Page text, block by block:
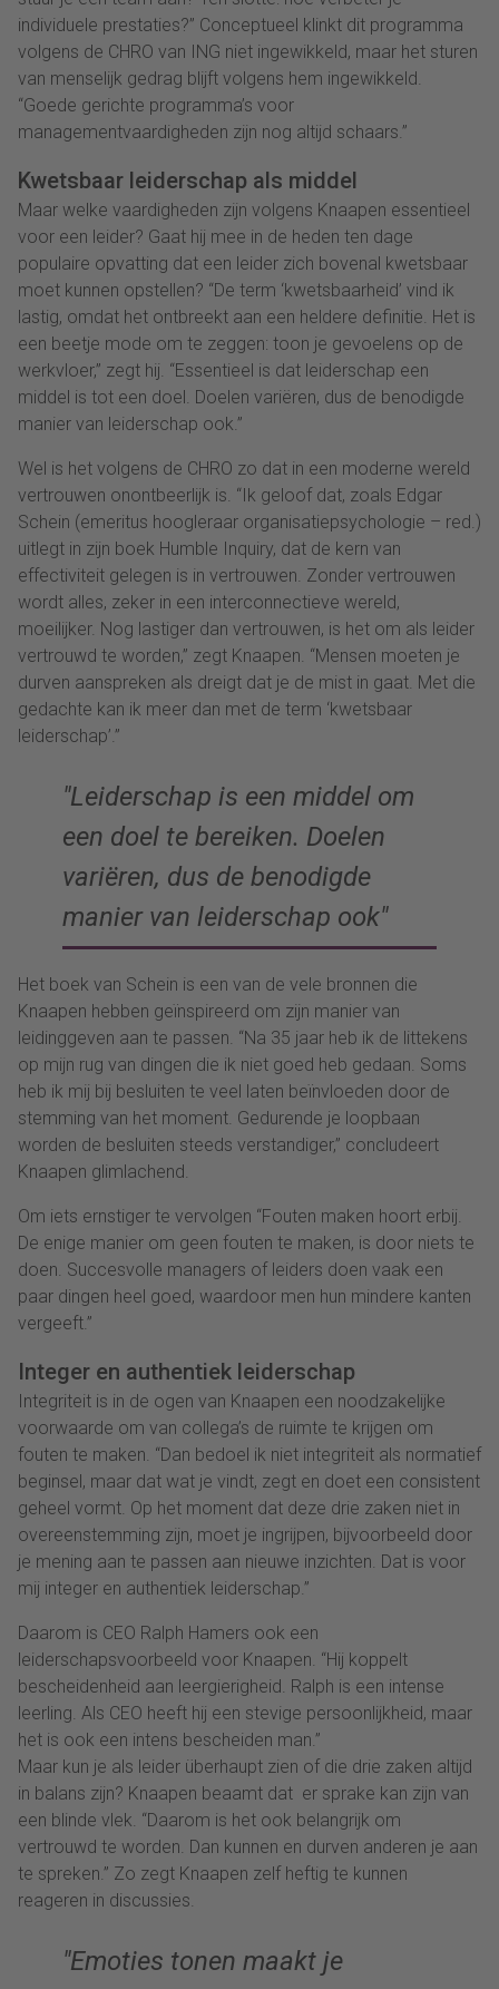
individuele prestaties?” Conceptueel klinkt dit programma
volgens de CHRO van ING niet ingewikkeld, maar het sturen
van menselijk gedrag blijft volgens hem ingewikkeld.
“Goede gerichte programma’s voor
managementvaardigheden zijn nog altijd schaars.”
Kwetsbaar leiderschap als middel
Maar welke vaardigheden zijn volgens Knaapen essentieel
voor een leider? Gaat hij mee in de heden ten dage
populaire opvatting dat een leider zich bovenal kwetsbaar
moet kunnen opstellen? “De term ‘kwetsbaarheid’ vind ik
lastig, omdat het ontbreekt aan een heldere definitie. Het is
een beetje mode om te zeggen: toon je gevoelens op de
werkvloer,” zegt hij. “Essentieel is dat leiderschap een
middel is tot een doel. Doelen variëren, dus de benodigde
manier van leiderschap ook.”
Wel is het volgens de CHRO zo dat in een moderne wereld
vertrouwen onontbeerlijk is. “Ik geloof dat, zoals Edgar
Schein (emeritus hoogleraar organisatiepsychologie – red.)
uitlegt in zijn boek Humble Inquiry, dat de kern van
effectiviteit gelegen is in vertrouwen. Zonder vertrouwen
wordt alles, zeker in een interconnectieve wereld,
moeilijker. Nog lastiger dan vertrouwen, is het om als leider
vertrouwd te worden,” zegt Knaapen. “Mensen moeten je
durven aanspreken als dreigt dat je de mist in gaat. Met die
gedachte kan ik meer dan met de term ‘kwetsbaar
leiderschap’.”
Leiderschap is een middel om
een doel te bereiken. Doelen
variëren, dus de benodigde
manier van leiderschap ook
Het boek van Schein is een van de vele bronnen die
Knaapen hebben geïnspireerd om zijn manier van
leidinggeven aan te passen. “Na 35 jaar heb ik de littekens
op mijn rug van dingen die ik niet goed heb gedaan. Soms
heb ik mij bij besluiten te veel laten beïnvloeden door de
stemming van het moment. Gedurende je loopbaan
worden de besluiten steeds verstandiger,” concludeert
Knaapen glimlachend.
Om iets ernstiger te vervolgen “Fouten maken hoort erbij.
De enige manier om geen fouten te maken, is door niets te
doen. Succesvolle managers of leiders doen vaak een
paar dingen heel goed, waardoor men hun mindere kanten
vergeeft.”
Integer en authentiek leiderschap
Integriteit is in de ogen van Knaapen een noodzakelijke
voorwaarde om van collega’s de ruimte te krijgen om
fouten te maken. “Dan bedoel ik niet integriteit als normatief
beginsel, maar dat wat je vindt, zegt en doet een consistent
geheel vormt. Op het moment dat deze drie zaken niet in
overeenstemming zijn, moet je ingrijpen, bijvoorbeeld door
je mening aan te passen aan nieuwe inzichten. Dat is voor
mij integer en authentiek leiderschap.”
Daarom is CEO Ralph Hamers ook een
leiderschapsvoorbeeld voor Knaapen. “Hij koppelt
bescheidenheid aan leergierigheid. Ralph is een intense
leerling. Als CEO heeft hij een stevige persoonlijkheid, maar
het is ook een intens bescheiden man.”
Maar kun je als leider überhaupt zien of die drie zaken altijd
in balans zijn? Knaapen beaamt dat er sprake kan zijn van
een blinde vlek. “Daarom is het ook belangrijk om
vertrouwd te worden. Dan kunnen en durven anderen je aan
te spreken.” Zo zegt Knaapen zelf heftig te kunnen
reageren in discussies.
Emoties tonen maakt je